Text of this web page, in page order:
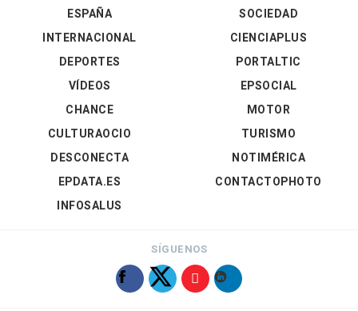
ESPAÑA
INTERNACIONAL
DEPORTES
VÍDEOS
SOCIEDAD
CIENCIAPLUS
PORTALTIC
EPSOCIAL
CHANCE
CULTURAOCIO
DESCONECTA
EPDATA.ES
INFOSALUS
MOTOR
TURISMO
NOTIMÉRICA
CONTACTOPHOTO
SÍGUENOS